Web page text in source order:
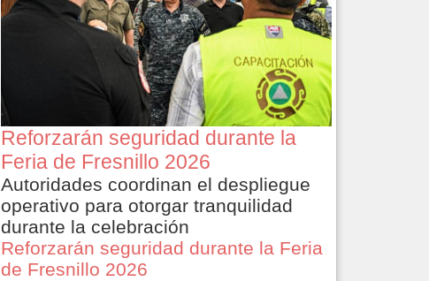
Reforzarán seguridad durante la
Feria de Fresnillo 2026
Autoridades coordinan el despliegue
operativo para otorgar tranquilidad
durante la celebración
Reforzarán seguridad durante la Feria
de Fresnillo 2026